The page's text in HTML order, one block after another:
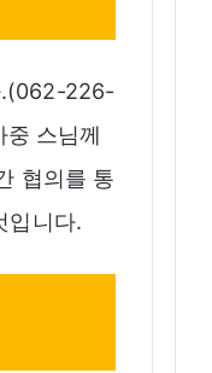
.(062-226-
스님께
협의를 통
입니다.